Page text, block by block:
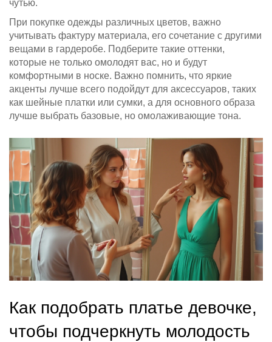
чутью.
При покупке одежды различных цветов, важно
учитывать фактуру материала, его сочетание с другими
вещами в гардеробе. Подберите такие оттенки,
которые не только омолодят вас, но и будут
комфортными в носке. Важно помнить, что яркие
акценты лучше всего подойдут для аксессуаров, таких
как шейные платки или сумки, а для основного образа
лучше выбрать базовые, но омолаживающие тона.
Как подобрать платье девочке,
чтобы подчеркнуть молодость